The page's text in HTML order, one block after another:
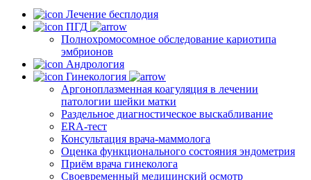
Лечение бесплодия
ПГД
Полнохромосомное обследование кариотипа
эмбрионов
Андрология
Гинекология
Аргоноплазменная коагуляция в лечении
патологии шейки матки
Раздельное диагностическое выскабливание
ERA-тест
Консультация врача-маммолога
Оценка функционального состояния эндометрия
Приём врача гинеколога
Своевременный медицинский осмотр